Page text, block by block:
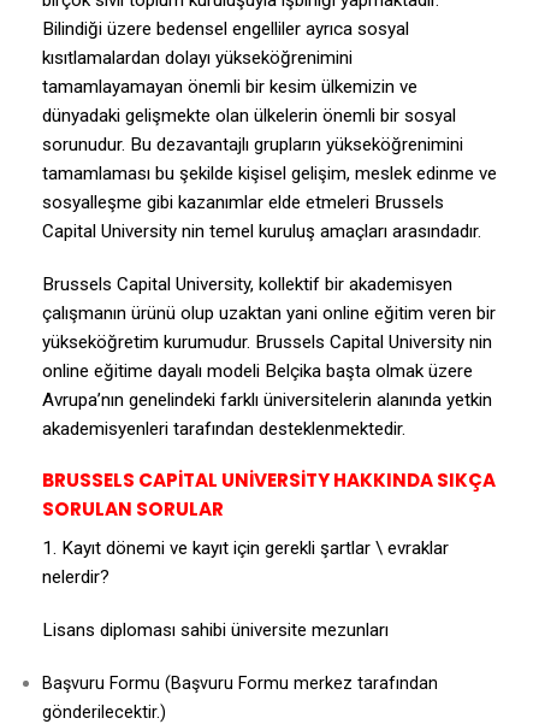
Bilindiği üzere bedensel engelliler ayrıca sosyal
kısıtlamalardan dolayı yükseköğrenimini
tamamlayamayan önemli bir kesim ülkemizin ve
dünyadaki gelişmekte olan ülkelerin önemli bir sosyal
sorunudur. Bu dezavantajlı grupların yükseköğrenimini
tamamlaması bu şekilde kişisel gelişim, meslek edinme ve
sosyalleşme gibi kazanımlar elde etmeleri Brussels
Capital University nin temel kuruluş amaçları arasındadır.
Brussels Capital University, kollektif bir akademisyen
çalışmanın ürünü olup uzaktan yani online eğitim veren bir
yükseköğretim kurumudur. Brussels Capital University nin
online eğitime dayalı modeli Belçika başta olmak üzere
Avrupa’nın genelindeki farklı üniversitelerin alanında yetkin
akademisyenleri tarafından desteklenmektedir.
BRUSSELS CAPİTAL UNİVERSİTY HAKKINDA SIKÇA
SORULAN SORULAR
1. Kayıt dönemi ve kayıt için gerekli şartlar \ evraklar
nelerdir?
Lisans diploması sahibi üniversite mezunları
Başvuru Formu (Başvuru Formu merkez tarafından
gönderilecektir.)